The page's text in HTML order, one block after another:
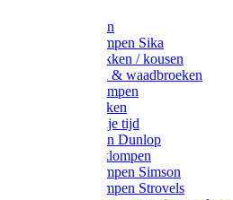
Werksokken
Schoenklompen Sika
Thermo sokken / kousen
Lieslaarzen & waadbroeken
Houten klompen
Wandelsokken
Laarzen vrije tijd
Werklaarzen Dunlop
Kunststof klompen
Schoenklompen Simson
Schoenklompen Strovels